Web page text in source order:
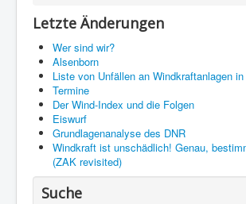
Letzte Änderungen
Wer sind wir?
Alsenborn
Liste von Unfällen an Windkraftanlagen
Termine
Der Wind-Index und die Folgen
Eiswurf
Grundlagenanalyse des DNR
Windkraft ist unschädlich! Genau,
(ZAK revisited)
Suche